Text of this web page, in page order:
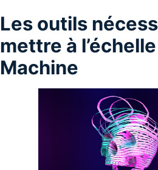
Les outils
mettre à
Machine